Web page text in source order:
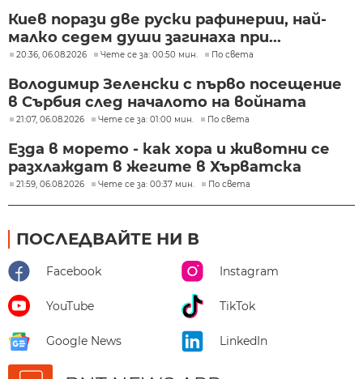
Киев порази две руски рафинерии, най-
малко седем души загинаха при...
20:36, 06.08.2026 Чете се за: 00:50 мин. По света
Володимир Зеленски с първо посещение
в Сърбия след началото на войната
21:07, 06.08.2026 Чете се за: 01:00 мин. По света
Езда в морето - как хора и животни се
разхлаждат в жегите в Хърватска
21:59, 06.08.2026 Чете се за: 00:37 мин. По света
ПОСЛЕДВАЙТЕ НИ В
Facebook Instagram
YouTube TikTok
Google News LinkedIn